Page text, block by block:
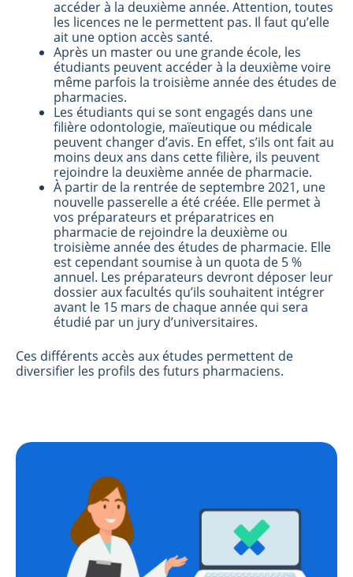
accéder à la deuxième année. Attention, toutes
les licences ne le permettent pas. Il faut qu’elle
ait une option accès santé.
Après un master ou une grande école, les
étudiants peuvent accéder à la deuxième voire
même parfois la troisième année des études de
pharmacies.
Les étudiants qui se sont engagés dans une
filière odontologie, maïeutique ou médicale
peuvent changer d’avis. En effet, s’ils ont fait au
moins deux ans dans cette filière, ils peuvent
rejoindre la deuxième année de pharmacie.
À partir de la rentrée de septembre 2021, une
nouvelle passerelle a été créée. Elle permet à
vos préparateurs et préparatrices en
pharmacie de rejoindre la deuxième ou
troisième année des études de pharmacie. Elle
est cependant soumise à un quota de 5 %
annuel. Les préparateurs devront déposer leur
dossier aux facultés qu’ils souhaitent intégrer
avant le 15 mars de chaque année qui sera
étudié par un jury d’universitaires.
Ces différents accès aux études permettent de
diversifier les profils des futurs pharmaciens.